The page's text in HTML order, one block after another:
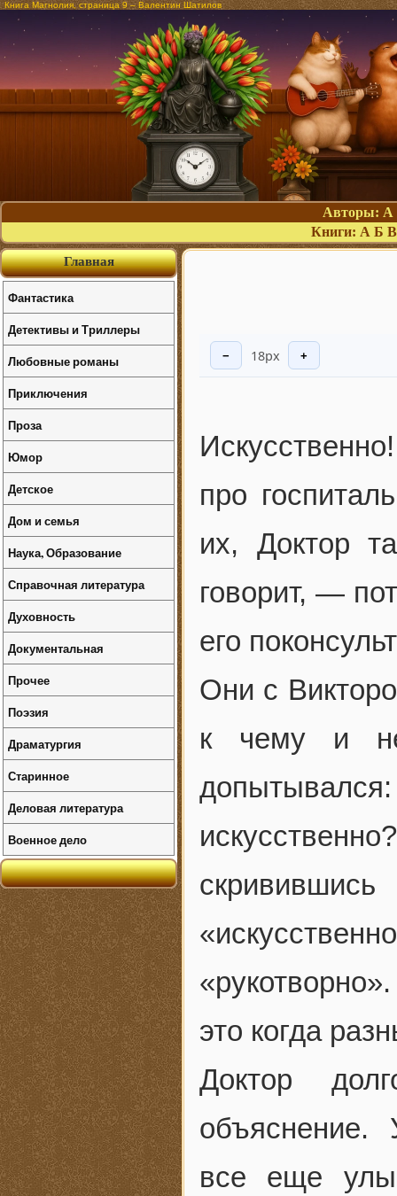
Книга Магнолия, страница 9 – Валентин Шатилов
Авторы: А
Книги: А Б В
− 18px +
про
их, Доктор
говорит, —
его
Они с
к чему и
это когда
Доктор
объяснение.
все еще
Главная
Фантастика
Детективы и Триллеры
Любовные романы
Приключения
Проза
Юмор
Детское
Дом и семья
Наука, Образование
Справочная литература
Духовность
Документальная
Прочее
Поэзия
Драматургия
Старинное
Деловая литература
Военное дело